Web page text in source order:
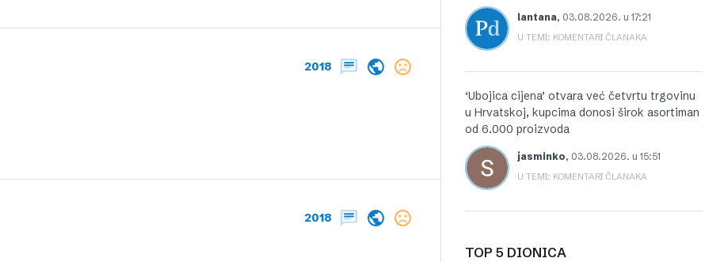
2018
2018
lantana, 03.08.2026. u 17:21
U TEMI: KOMENTARI ČLANAKA
‘Ubojica cijena’ otvara već četvrtu trgovinu
u Hrvatskoj, kupcima donosi širok asortiman
od 6.000 proizvoda
jasminko, 03.08.2026. u 15:51
U TEMI: KOMENTARI ČLANAKA
TOP 5 DIONICA